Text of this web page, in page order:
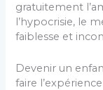
gratuitement
l’hypocrisie, le
faiblesse et
Devenir un
faire